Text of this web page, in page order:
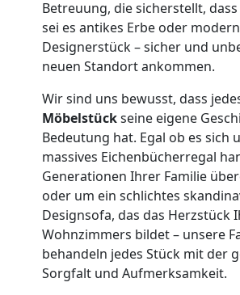
Betreuung, die sicherstellt,
sei es antikes Erbe oder
Designerstück – sicher und
neuen Standort ankommen.
Wir sind uns bewusst, dass
Möbelstückseine eigene
Bedeutung hat. Egal ob es sich
massives Eichenbücherregal
Generationen Ihrer Familie
oder um ein schlichtes
Designsofa, das das Herzstück
Wohnzimmers bildet – unsere
behandeln jedes Stück mit der
Sorgfalt und Aufmerksamkeit.
Möbellift
Leonding
Übersiedlung
Leonding
Klaviertransport
Leonding